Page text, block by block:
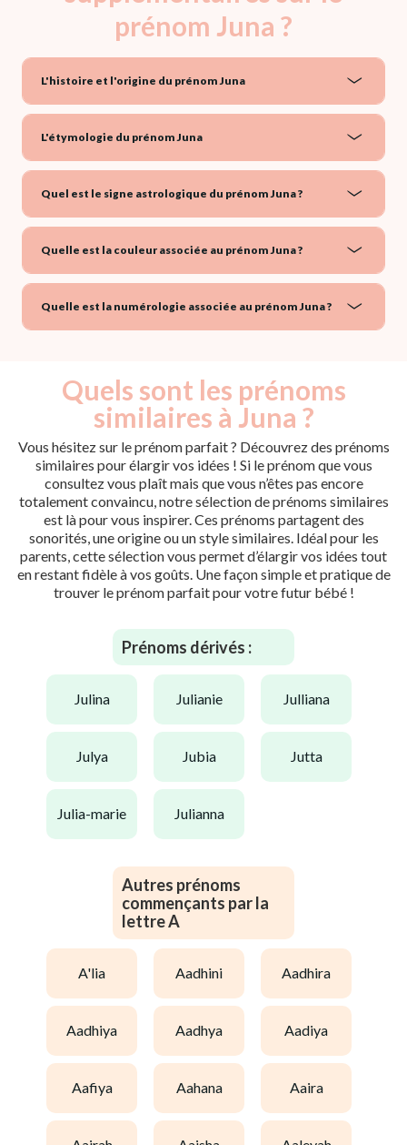
prénom Juna ?
L'histoire et l'origine du prénom Juna
L'étymologie du prénom Juna
Quel est le signe astrologique du prénom Juna ?
Quelle est la couleur associée au prénom Juna ?
Quelle est la numérologie associée au prénom Juna ?
Quels sont les prénoms
similaires à Juna ?
Vous hésitez sur le prénom parfait ? Découvrez des prénoms
similaires pour élargir vos idées ! Si le prénom que vous
consultez vous plaît mais que vous n’êtes pas encore
totalement convaincu, notre sélection de prénoms similaires
est là pour vous inspirer. Ces prénoms partagent des
sonorités, une origine ou un style similaires. Idéal pour les
parents, cette sélection vous permet d’élargir vos idées tout
en restant fidèle à vos goûts. Une façon simple et pratique de
trouver le prénom parfait pour votre futur bébé !
Prénoms dérivés :
julina julianie julliana
julya jubia jutta
julia-marie julianna
Autres prénoms
commençants par la
lettre A
a'lia aadhini aadhira
aadhiya aadhya aadiya
aafiya aahana aaira